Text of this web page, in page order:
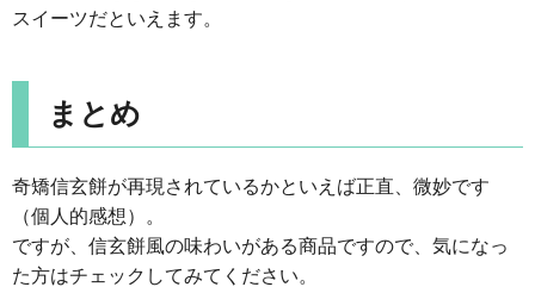
スイーツだといえます。
まとめ
奇矯信玄餅が再現されているかといえば正直、微妙です
（個人的感想）。
ですが、信玄餅風の味わいがある商品ですので、気になっ
た方はチェックしてみてください。